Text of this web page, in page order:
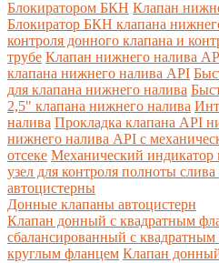
Блокиратором БКН Клапан
Блокиратор БКН клапана
контроля донного клапана и
трубе Клапан нижнего налива
клапана нижнего налива API
для клапана нижнего налива
2,5" клапана нижнего налива
налива Прокладка клапана API
нижнего налива API с
отсеке Механический индикатор
узел для контроля полноты
автоцистерны
Донные клапаны автоцистерн
Клапан донный с квадратным
сбалансированный с
круглым фланцем Клапан